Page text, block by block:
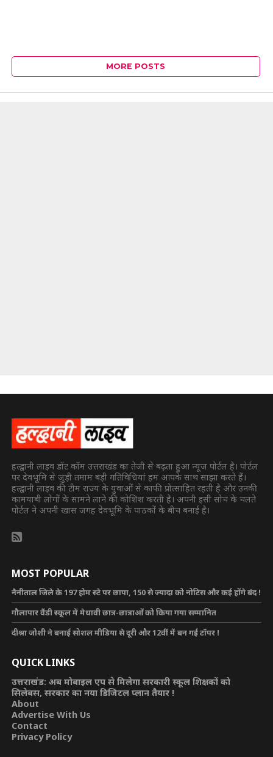
MORE POSTS
हल्द्वानी लाइव डॉट कॉम उत्तराखंड का तेजी से बढ़ता हुआ न्यूज पोर्टल है। पोर्टल
पर देवभूमि से जुड़ी तमाम बड़ी गतिविधियां हम आपके साथ साझा करते हैं।
हल्द्वानी लाइव की टीम राज्य के युवाओं से काफी प्रोत्साहित रहती है और उनकी
कामयाबी लोगों के सामने लाने की कोशिश करती है। अपनी इसी सोच के चलते
पोर्टल ने अपनी खास जगह देवभूमि के पाठकों के बीच बनाई है।
MOST POPULAR
नैनीताल जिले के 197 होम स्टे पर छापा, 150 से ज्यादा को नोटिस और कई होंगे बंद !
गौलापार वैंडी स्कूल में मेधावी छात्र-छात्राओं को किया गया सम्मानित
दीश्रा जोशी ने बनाई सोशल मीडिया से दूरी और 12वीं में बन गई टॉपर !
QUICK LINKS
उत्तराखंड: अब मोबाइल एप से मिलेगा सरकारी स्कूल शिक्षकों को
सिलेबस, सरकार का नया डिजिटल प्लान तैयार !
About
Advertise With Us
Contact
Privacy Policy